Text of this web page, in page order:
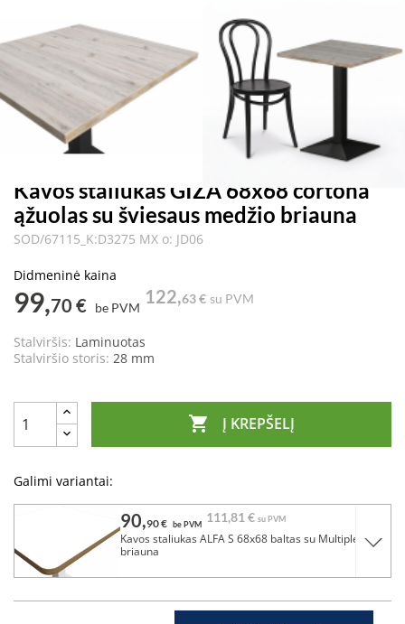
Kavos staliukas GIZA 68x68 cortona
ąžuolas su šviesaus medžio briauna
SOD/67115_K:D3275 MX o: JD06
Didmeninė kaina
99,70 € be PVM
122,63 € su PVM
Stalviršis: Laminuotas
Stalviršio storis: 28 mm
 Į KREPŠELĮ
Galimi variantai:
90,90 € be PVM 111,81 € su PVM
Kavos staliukas ALFA S 68x68 baltas su Multiplex
briauna